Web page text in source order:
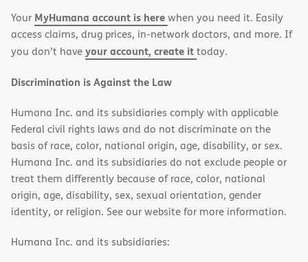
window)
window)
Your MyHumana account is herewhen you need it. Easily
access claims, drug prices, in-network doctors, and more. If
you don’t haveyour account, create ittoday.
Discrimination is Against the Law
Humana Inc. and its subsidiaries comply with applicable
Federal civil rights laws and do not discriminate on the
basis of race, color, national origin, age, disability, or sex.
Humana Inc. and its subsidiaries do not exclude people or
treat them differently because of race, color, national
origin, age, disability, sex, sexual orientation, gender
identity, or religion. See our website for more information.
Humana Inc. and its subsidiaries: